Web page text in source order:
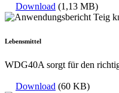
Download (1,13 MB)
Lebensmittel
WDG40A sorgt für den
Download (60 KB)